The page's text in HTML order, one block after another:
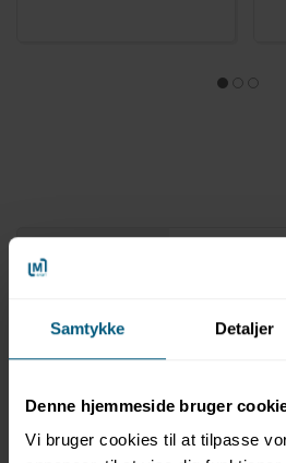
Samtykke Detaljer
Denne hjemmeside bruger
Vi bruger cookies til at tilpasse
Aquaglide El
Antal brugere (børn/voksne):
Maksimal belastning: 1.089 kg
Minimumsdybde: 3,27 m